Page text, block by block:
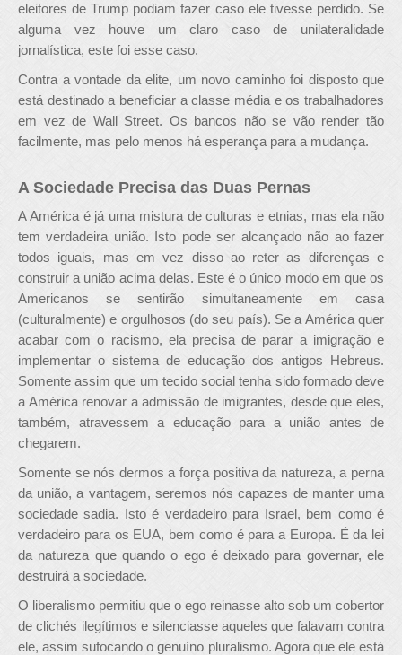
eleitores de Trump podiam fazer caso ele tivesse perdido. Se
alguma vez houve um claro caso de unilateralidade
jornalística, este foi esse caso.
Contra a vontade da elite, um novo caminho foi disposto que
está destinado a beneficiar a classe média e os trabalhadores
em vez de Wall Street. Os bancos não se vão render tão
facilmente, mas pelo menos há esperança para a mudança.
A Sociedade Precisa das Duas Pernas
A América é já uma mistura de culturas e etnias, mas ela não
tem verdadeira união. Isto pode ser alcançado não ao fazer
todos iguais, mas em vez disso ao reter as diferenças e
construir a união acima delas. Este é o único modo em que os
Americanos se sentirão simultaneamente em casa
(culturalmente) e orgulhosos (do seu país). Se a América quer
acabar com o racismo, ela precisa de parar a imigração e
implementar o sistema de educação dos antigos Hebreus.
Somente assim que um tecido social tenha sido formado deve
a América renovar a admissão de imigrantes, desde que eles,
também, atravessem a educação para a união antes de
chegarem.
Somente se nós dermos a força positiva da natureza, a perna
da união, a vantagem, seremos nós capazes de manter uma
sociedade sadia. Isto é verdadeiro para Israel, bem como é
verdadeiro para os EUA, bem como é para a Europa. É da lei
da natureza que quando o ego é deixado para governar, ele
destruirá a sociedade.
O liberalismo permitiu que o ego reinasse alto sob um cobertor
de clichés ilegítimos e silenciasse aqueles que falavam contra
ele, assim sufocando o genuíno pluralismo. Agora que ele está